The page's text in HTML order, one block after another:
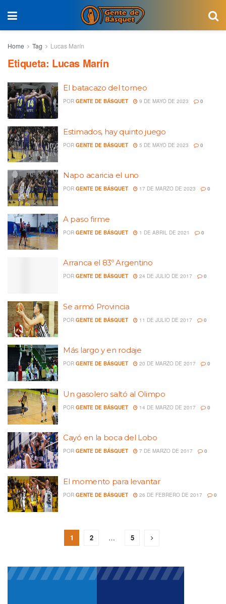
Home Tag Lucas Marín
Etiqueta: Lucas Marín
El batacazo del torneo
POR GENTE DE BÁSQUET 9 DE MAYO DE 2023 0
Estimados, hay quinto juego
POR GENTE DE BÁSQUET 5 DE MAYO DE 2023 0
Napo acaricia el uno
POR GENTE DE BÁSQUET 17 DE MARZO DE 2023 0
A paso firme
POR GENTE DE BÁSQUET 1 DE ABRIL DE 2021 0
Arranca el 83º Argentino
POR GENTE DE BÁSQUET 24 DE JULIO DE 2017 0
Se armó Provincia
POR GENTE DE BÁSQUET 11 DE JULIO DE 2017 0
Más largo y en rodaje
POR GENTE DE BÁSQUET 20 DE MARZO DE 2017 0
Un gasolero saltó al Olimpo
POR GENTE DE BÁSQUET 14 DE MARZO DE 2017 0
Cayó en la boca del Lobo
POR GENTE DE BÁSQUET 7 DE MARZO DE 2017 0
El momento para levantar
POR GENTE DE BÁSQUET 26 DE FEBRERO DE 2017 0
1 2 … 5